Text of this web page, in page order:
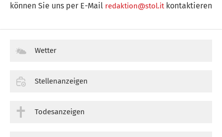
können Sie uns per E-Mail redaktion@stol.itkontaktieren
Wetter
Stellenanzeigen
Todesanzeigen